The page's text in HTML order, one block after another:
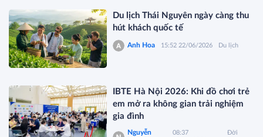
Du lịch Thái Nguyên ngày càng thu
hút khách quốc tế
Anh Hoa 15:52 22/06/2026 Du lịch
IBTE Hà Nội 2026: Khi đồ chơi trẻ
em mở ra không gian trải nghiệm
gia đình
Nguyễn
08:37
Đời